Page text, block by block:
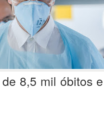
8,5 mil óbitos